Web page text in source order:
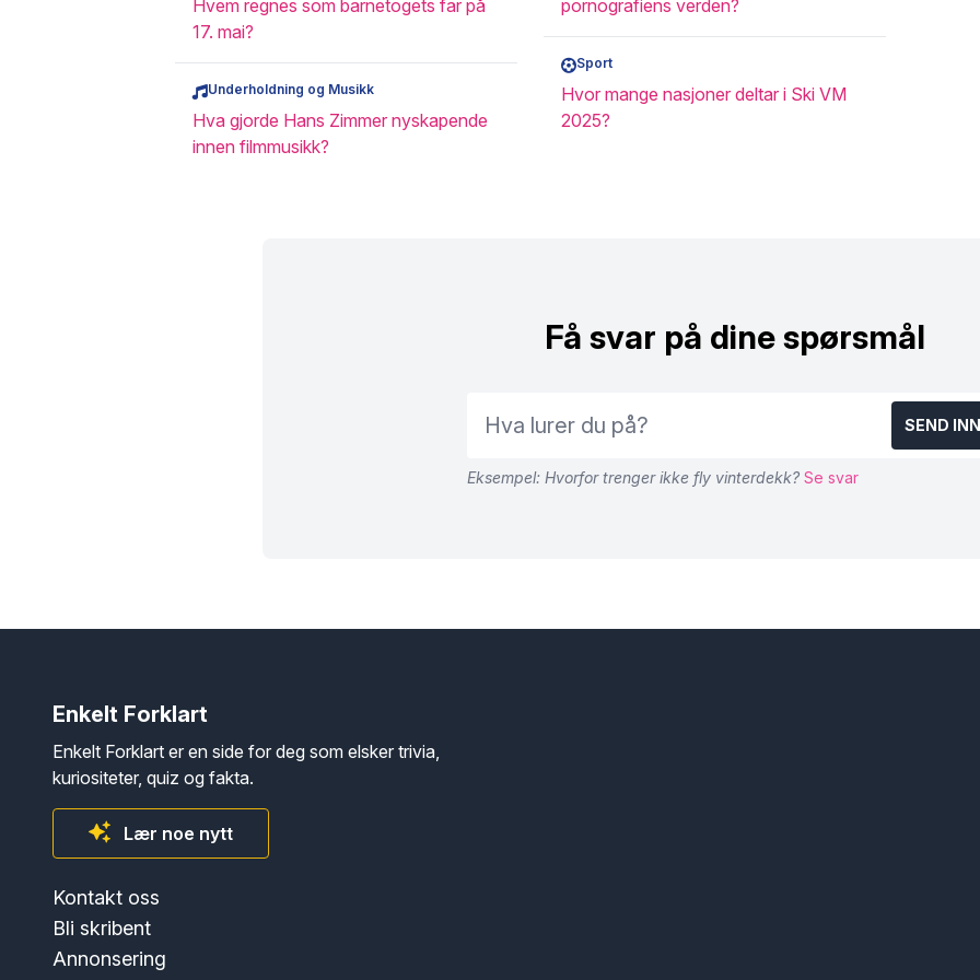
Hvem regnes som barnetogets far på
17. mai?
Underholdning og Musikk
Hva gjorde Hans Zimmer nyskapende
innen filmmusikk?
pornografiens verden?
Sport
Hvor mange nasjoner deltar i Ski VM
2025?
Få svar på dine spørsmål
SEND
Eksempel: Hvorfor trenger ikke fly vinterdekk? Se svar
Enkelt Forklart
Enkelt Forklart er en side for deg som elsker trivia,
kuriositeter, quiz og fakta.
Lær noe nytt
Kontakt oss
Bli skribent
Annonsering